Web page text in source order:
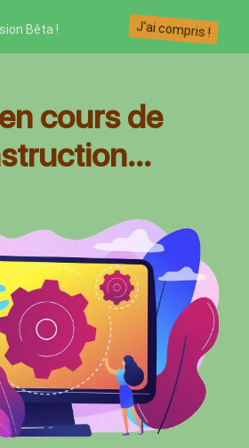
cours de
Bêta ! J'ai compris !